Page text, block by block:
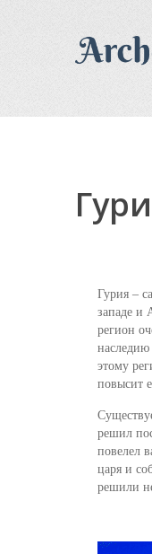
Гурия –
западе и
регион
этому
повысит
решил
повелел
царя и
решили